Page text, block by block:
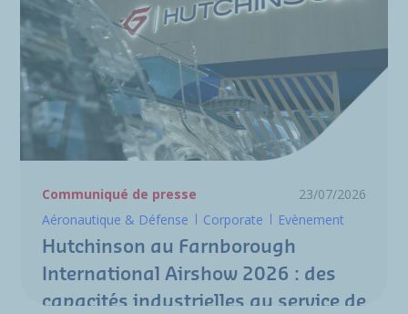
Communiqué de presse
23/07/2026
Aéronautique & Défense
Corporate Evènement
Hutchinson au Farnborough
International Airshow 2026 : des
capacités industrielles au service de